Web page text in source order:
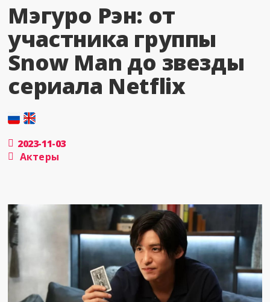
Мэгуро Рэн: от
участника группы
Snow Man до звезды
сериала Netflix
2023-11-03
Актеры